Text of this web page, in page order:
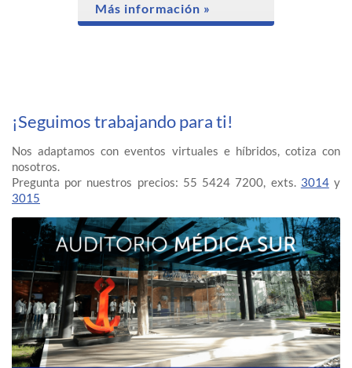
Más información »
¡Seguimos trabajando para ti!
Nos adaptamos con eventos virtuales e híbridos, cotiza con
nosotros.
Pregunta por nuestros precios: 55 5424 7200, exts. 3014y
3015